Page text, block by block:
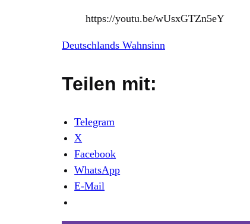
https://youtu.be/wUsxGTZn5eY
Deutschlands Wahnsinn
Teilen mit:
Telegram
X
Facebook
WhatsApp
E-Mail